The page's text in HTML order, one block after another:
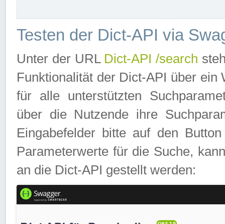
Testen der Dict-API via
Unter der URL Dict-API /search
Funktionalität der Dict-API über
für alle unterstützten
über die Nutzende ihre
Eingabefelder bitte auf den
Parameterwerte für die Suche,
an die Dict-API gestellt werden: